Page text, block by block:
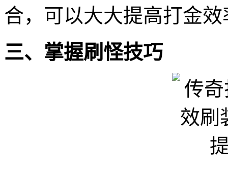
合，可以大大提高打金效
三、掌握刷怪技巧